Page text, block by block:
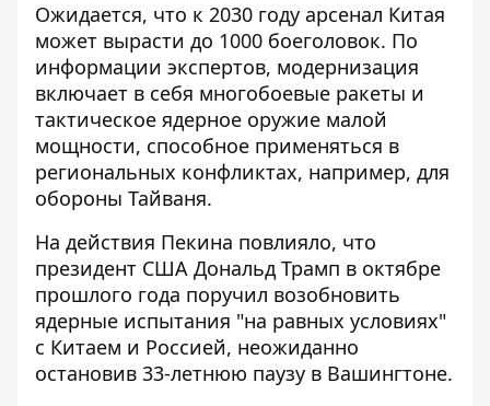
Ожидается, что к 2030 году арсенал Китая
может вырасти до 1000 боеголовок. По
информации экспертов, модернизация
включает в себя многобоевые ракеты и
тактическое ядерное оружие малой
мощности, способное применяться в
региональных конфликтах, например, для
обороны Тайваня.
На действия Пекина повлияло, что
президент США Дональд Трамп в октябре
прошлого года поручил возобновить
ядерные испытания "на равных условиях"
с Китаем и Россией, неожиданно
остановив 33-летнюю паузу в Вашингтоне.